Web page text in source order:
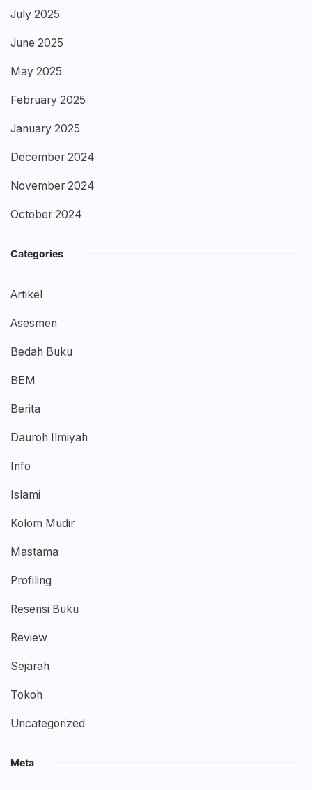
July 2025
June 2025
May 2025
February 2025
January 2025
December 2024
November 2024
October 2024
Categories
Artikel
Asesmen
Bedah Buku
BEM
Berita
Dauroh Ilmiyah
Info
Islami
Kolom Mudir
Mastama
Profiling
Resensi Buku
Review
Sejarah
Tokoh
Uncategorized
Meta